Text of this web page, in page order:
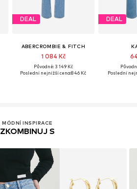
DEAL
ABERCROMBIE & FITCH
1 084 Kč
Původně: 3 149 Kč
Poslední nejnižší cena:846 Kč
DEAL
Poslední
MÓDNÍ INSPIRACE
ZKOMBINUJ S